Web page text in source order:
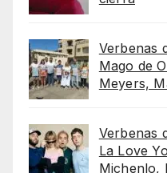
Verbenas
Mago de
Meyers,
Verbenas
La Love
Michenlo,